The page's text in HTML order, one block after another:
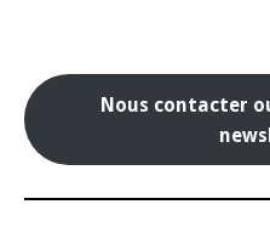
Nous contacter